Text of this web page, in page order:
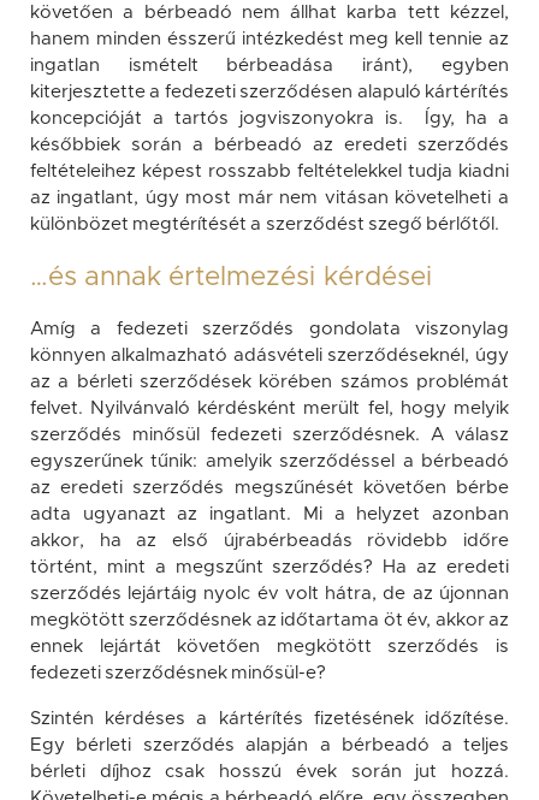
követően a bérbeadó nem állhat karba tett kézzel,
hanem minden ésszerű intézkedést meg kell tennie az
ingatlan ismételt bérbeadása iránt), egyben
kiterjesztette a fedezeti szerződésen alapuló kártérítés
koncepcióját a tartós jogviszonyokra is. Így, ha a
későbbiek során a bérbeadó az eredeti szerződés
feltételeihez képest rosszabb feltételekkel tudja kiadni
az ingatlant, úgy most már nem vitásan követelheti a
különbözet megtérítését a szerződést szegő bérlőtől.
…és annak értelmezési kérdései
Amíg a fedezeti szerződés gondolata viszonylag
könnyen alkalmazható adásvételi szerződéseknél, úgy
az a bérleti szerződések körében számos problémát
felvet. Nyilvánvaló kérdésként merült fel, hogy melyik
szerződés minősül fedezeti szerződésnek. A válasz
egyszerűnek tűnik: amelyik szerződéssel a bérbeadó
az eredeti szerződés megszűnését követően bérbe
adta ugyanazt az ingatlant. Mi a helyzet azonban
akkor, ha az első újrabérbeadás rövidebb időre
történt, mint a megszűnt szerződés? Ha az eredeti
szerződés lejártáig nyolc év volt hátra, de az újonnan
megkötött szerződésnek az időtartama öt év, akkor az
ennek lejártát követően megkötött szerződés is
fedezeti szerződésnek minősül-e?
Szintén kérdéses a kártérítés fizetésének időzítése.
Egy bérleti szerződés alapján a bérbeadó a teljes
bérleti díjhoz csak hosszú évek során jut hozzá.